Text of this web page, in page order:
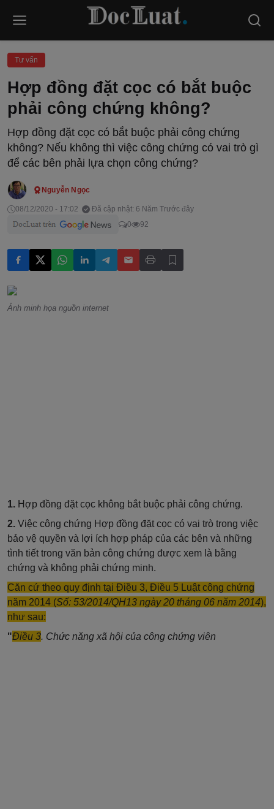
Tư vấn
Hợp đồng đặt cọc có bắt buộc
phải công chứng không?
Hợp đồng đặt cọc có bắt buộc phải công chứng
không? Nếu không thì việc công chứng có vai trò gì
để các bên phải lựa chọn công chứng?
Nguyễn Ngọc
08/12/2020 - 17:02
Đã cập nhật: 6 Năm Trước đây
0
92
Ảnh minh họa nguồn internet
1. Hợp đồng đặt cọc không bắt buộc phải công chứng.
2. Việc công chứng Hợp đồng đặt cọc có vai trò trong việc
bảo vệ quyền và lợi ích hợp pháp của các bên và những
tình tiết trong văn bản công chứng được xem là bằng
chứng và không phải chứng minh.
Căn cứ theo quy định tại Điều 3, Điều 5 Luật công chứng
năm 2014 (Số: 53/2014/QH13 ngày 20 tháng 06 năm 2014),
như sau:
"Điều 3. Chức năng xã hội của công chứng viên